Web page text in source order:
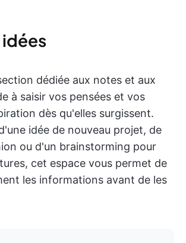
dédiée aux notes et aux
à saisir vos pensées et vos
dès qu'elles surgissent.
idée de nouveau projet, de
ou d'un brainstorming pour
cet espace vous permet de
les informations avant de les